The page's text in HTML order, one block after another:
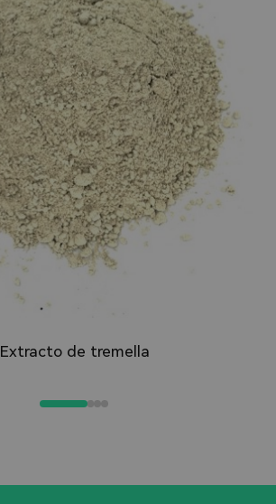
Extracto de tremella